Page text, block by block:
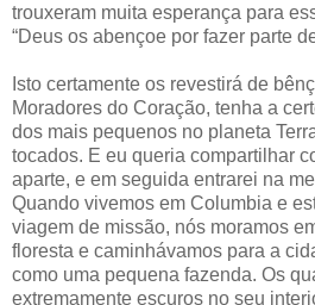
trouxeram muita esperança para
“Deus os abençoe por fazer parte
Isto certamente os revestirá de
Moradores do Coração, tenha a
dos mais pequenos no planeta
tocados. E eu queria compartilhar
aparte, e em seguida entrarei na
Quando vivemos em Columbia e
viagem de missão, nós moramos
floresta e caminhávamos para a
como uma pequena fazenda. Os
extremamente escuros no seu